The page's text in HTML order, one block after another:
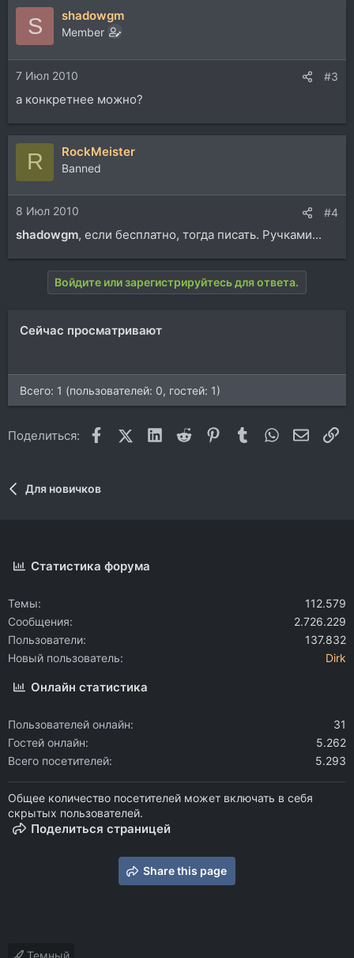
S shadowgm
Member
7 Июл 2010 #3
а конкретнее можно?
R RockMeister
Banned
8 Июл 2010 #4
shadowgm, если бесплатно, тогда писать. Ручками...
Войдите или зарегистрируйтесь для ответа.
Сейчас просматривают
Всего: 1 (пользователей: 0, гостей: 1)
Поделиться: FacebookX (Twitter)
LinkedIn
Reddit Pinterest
Tumblr WhatsApp
Для новичков
Статистика форума
Темы
112.579
Сообщения
2.726.229
Пользователи
137.832
Новый пользователь
Dirk
Онлайн статистика
Пользователей онлайн
31
Гостей онлайн
5.262
Всего посетителей
5.293
Общее количество посетителей может включать в себя
скрытых пользователей.
Поделиться страницей
Share this page
Темный